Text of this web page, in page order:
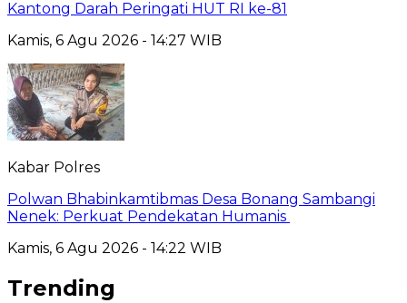
Kantong Darah Peringati HUT RI ke-81
Kamis, 6 Agu 2026 - 14:27 WIB
Kabar Polres
Polwan Bhabinkamtibmas Desa Bonang Sambangi
Nenek: Perkuat Pendekatan Humanis
Kamis, 6 Agu 2026 - 14:22 WIB
Trending